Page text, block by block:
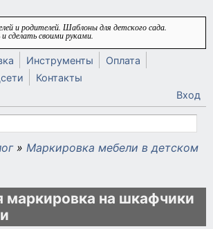
содержанию
и родителей. Шаблоны для детского сада.
сделать своими руками.
Инструменты
Оплата
Контакты
Вход
» Маркировка мебели в детском
маркировка на шкафчики